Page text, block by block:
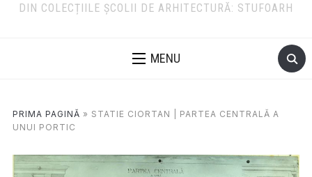
DIN COLECȚIILE ȘCOLII DE ARHITECTURĂ: STUFOARH
MENU
PRIMA PAGINĂ » STATIE CIORTAN | PARTEA CENTRALĂ A
UNUI PORTIC